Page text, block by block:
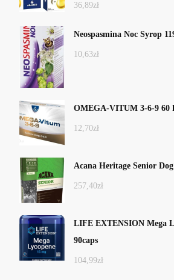
36,89zł
Neospasmina Noc Syrop
10,63zł
OMEGA-VITUM 3-6-9 60
12,70zł
Acana Heritage Senior
257,40zł
LIFE EXTENSION Mega
90caps
104,99zł